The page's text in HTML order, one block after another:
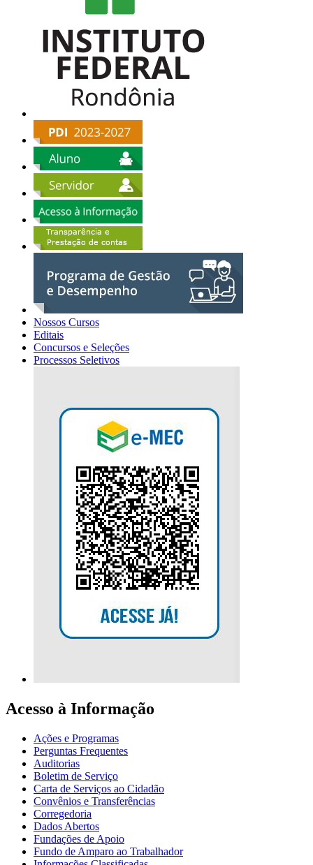
Nossos Cursos
Editais
Concursos e Seleções
Processos Seletivos
Acesso à Informação
Ações e Programas
Perguntas Frequentes
Auditorias
Boletim de Serviço
Carta de Serviços ao Cidadão
Convênios e Transferências
Corregedoria
Dados Abertos
Fundações de Apoio
Fundo de Amparo ao Trabalhador